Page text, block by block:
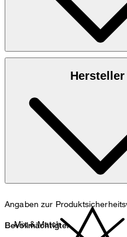
Stretchige Mischung aus 53%
Hersteller
Angaben zur
Bevollmächtigter
Mix & Match